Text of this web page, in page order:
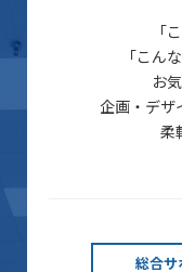
「
「こん
お
企画・デザ
柔
総合サ